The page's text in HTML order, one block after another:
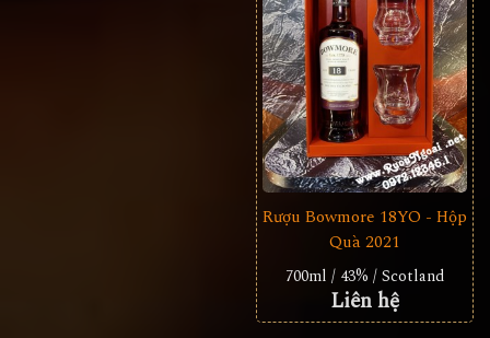
Rượu Bowmore 18YO - Hộp
Quà 2021
700ml / 43% / Scotland
Liên hệ